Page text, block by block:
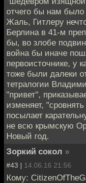
отчего бы нам было
Жаль, Гитлеру
Берлина в 41-м
бы, во злобе
война бы иначе
первоисточнике, у
тоже были далеки
тетралогии
"привет",
изменяет,
посылает
не всю крымскую
Новый год.
Зоркий сокол »
#43 | 14.06.16 21:56
Кому: